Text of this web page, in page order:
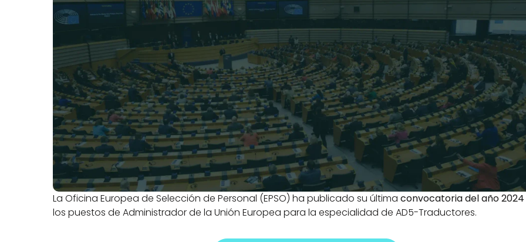
La Oficina Europea de Selección de Personal (EPSO) ha publicado su última convocatoria del año 2024
los puestos de Administrador de la Unión Europea para la especialidad de AD5-Traductores.